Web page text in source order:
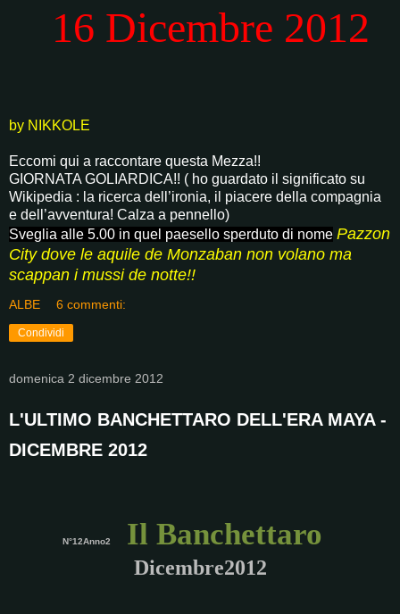
16 Dicembre 2012
by NIKKOLE
Eccomi qui a raccontare questa Mezza!!
GIORNATA GOLIARDICA!! ( ho guardato il significato su
Wikipedia : la ricerca dell’ironia, il piacere della compagnia
e dell’avventura! Calza a pennello)
Sveglia alle 5.00 in quel paesello sperduto di nome Pazzon
City dove le aquile de Monzaban non volano ma
scappan i mussi de notte!!
ALBE 6 commenti:
Condividi
domenica 2 dicembre 2012
L'ULTIMO BANCHETTARO DELL'ERA MAYA -
DICEMBRE 2012
N°12Anno2 Il Banchettaro
Dicembre2012